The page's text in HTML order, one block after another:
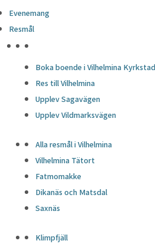
Evenemang
Resmål
Boka boende i Vilhelmina Kyrkstad
Res till Vilhelmina
Upplev Sagavägen
Upplev Vildmarksvägen
Alla resmål i Vilhelmina
Vilhelmina Tätort
Fatmomakke
Dikanäs och Matsdal
Saxnäs
Klimpfjäll